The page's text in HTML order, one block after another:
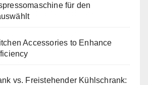
für den
Accessories to Enhance
vs. Freistehender Kühlschrank: